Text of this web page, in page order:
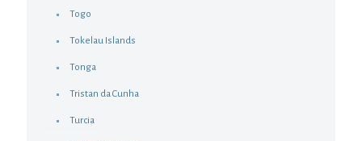
Togo
Tokelau Islands
Tonga
Tristan da Cunha
Turcia